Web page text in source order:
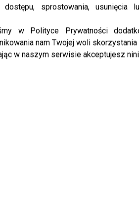
dostępu, sprostowania, usunięcia
w Polityce Prywatności
nam Twojej woli skorzystania
w naszym serwisie akceptujesz